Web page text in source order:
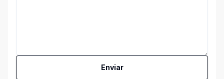
Enviar